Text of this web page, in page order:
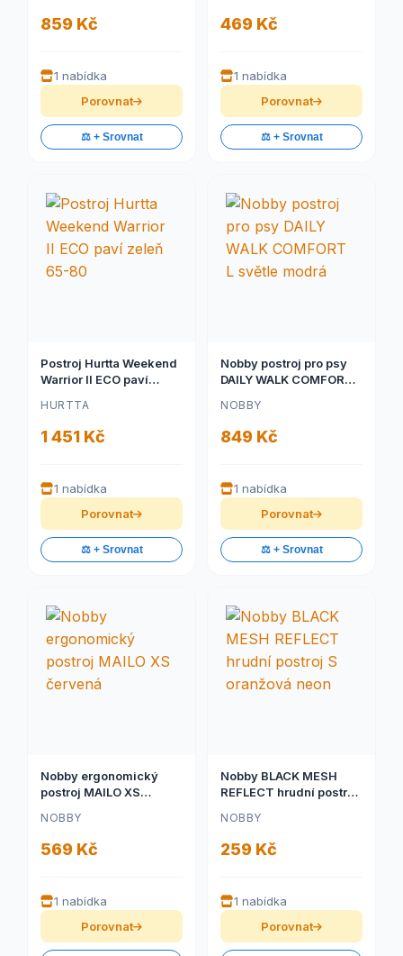
859 Kč
1 nabídka
Porovnat
⚖️ + Srovnat
469 Kč
1 nabídka
Porovnat
⚖️ + Srovnat
Postroj Hurtta Weekend
Warrior II ECO paví
HURTTA
1 451 Kč
1 nabídka
Porovnat
⚖️ + Srovnat
Nobby postroj pro psy
DAILY WALK COMFORT L
NOBBY
849 Kč
1 nabídka
Porovnat
⚖️ + Srovnat
Nobby ergonomický
postroj MAILO XS
NOBBY
569 Kč
1 nabídka
Porovnat
Nobby BLACK MESH
REFLECT hrudní postroj
NOBBY
259 Kč
1 nabídka
Porovnat